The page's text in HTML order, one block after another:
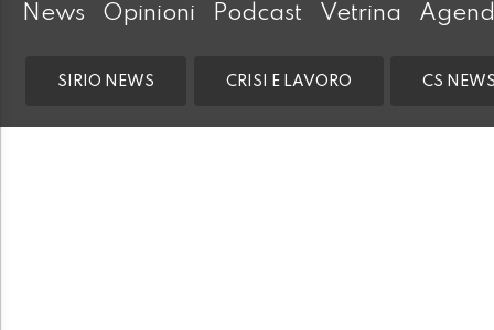
News Opinioni Podcast Vetrina
SIRIO NEWS CRISI E LAVORO CS